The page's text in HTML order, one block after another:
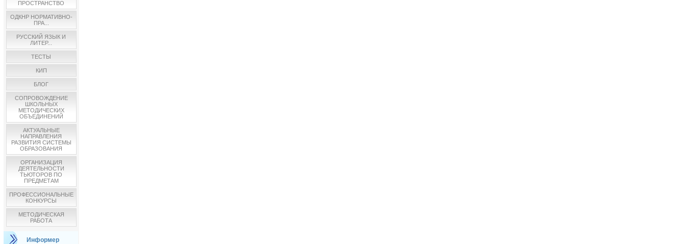
ПРОСТРАНСТВО
ОДКНР НОРМАТИВНО-
ПРА...
РУССКИЙ ЯЗЫК И
ЛИТЕР...
ТЕСТЫ
КИП
БЛОГ
СОПРОВОЖДЕНИЕ
ШКОЛЬНЫХ
МЕТОДИЧЕСКИХ
ОБЪЕДИНЕНИЙ
АКТУАЛЬНЫЕ
НАПРАВЛЕНИЯ
РАЗВИТИЯ СИСТЕМЫ
ОБРАЗОВАНИЯ
ОРГАНИЗАЦИЯ
ДЕЯТЕЛЬНОСТИ
ТЬЮТОРОВ ПО
ПРЕДМЕТАМ
ПРОФЕССИОНАЛЬНЫЕ
КОНКУРСЫ
МЕТОДИЧЕСКАЯ
РАБОТА
Информер